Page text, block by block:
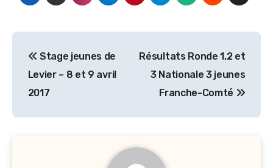
de
l’article
Stage jeunes de
Levier – 8 et 9 avril
2017
Résultats Ronde 1,2 et
3 Nationale 3 jeunes
Franche-Comté